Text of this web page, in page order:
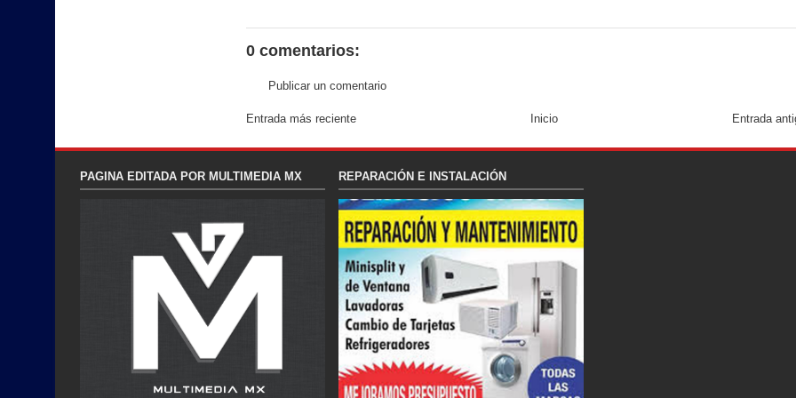
0 comentarios:
Publicar un comentario
Entrada más reciente Entrada
Inicio
PAGINA EDITADA POR MULTIMEDIA MX REPARACIÓN E INSTALACIÓN